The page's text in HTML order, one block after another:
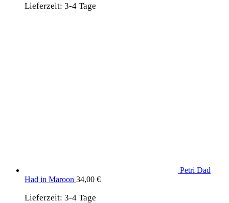
Lieferzeit: 3-4 Tage
Petri Dad
Had in Maroon 34,00 €
Lieferzeit: 3-4 Tage